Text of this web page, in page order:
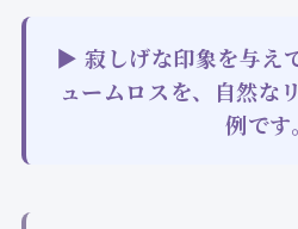
▶ 寂しげな印象を与え
ュームロスを、自然な
例です。